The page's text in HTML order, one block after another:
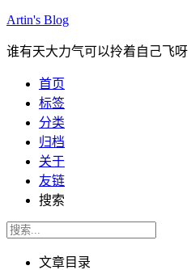
Artin's Blog
谁有天大力气可以拎着自己飞呀
首页
标签
分类
归档
关于
友链
搜索
文章目录